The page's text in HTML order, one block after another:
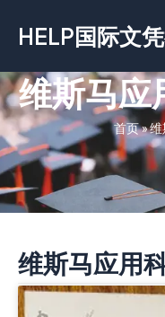
容
HELP国际文
维斯马应
首页»
维斯马应用